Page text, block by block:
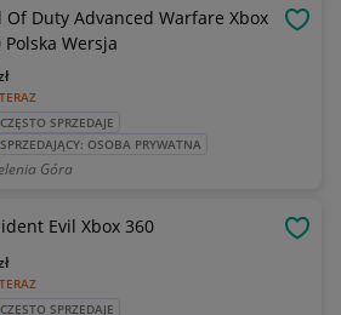
Of Duty Advanced Warfare Xbox
Polska Wersja
CZĘSTO SPRZEDAJE
SPRZEDAJĄCY: OSOBA PRYWATNA
Góra
Evil Xbox 360
CZĘSTO SPRZEDAJE